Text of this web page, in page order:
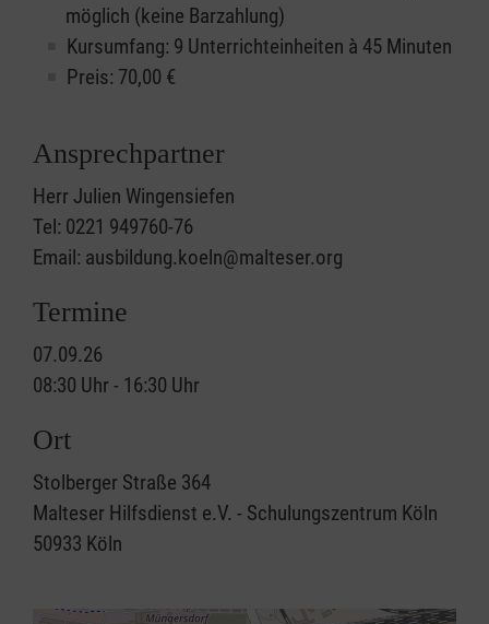
möglich (keine Barzahlung)
Kursumfang: 9 Unterrichteinheiten à 45 Minuten
Preis: 70,00 €
Ansprechpartner
Herr Julien Wingensiefen
Tel: 0221 949760-76
Email: ausbildung.koeln@malteser.org
Termine
07.09.26
08:30 Uhr - 16:30 Uhr
Ort
Stolberger Straße 364
Malteser Hilfsdienst e.V. - Schulungszentrum Köln
50933 Köln